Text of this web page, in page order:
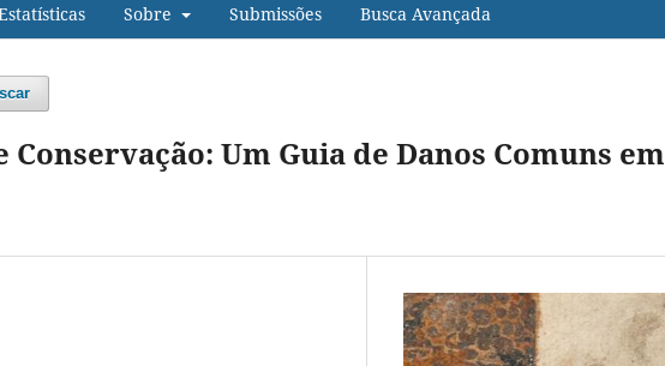
Sobre Submissões Busca Avançada
Um Guia de Danos Comuns em